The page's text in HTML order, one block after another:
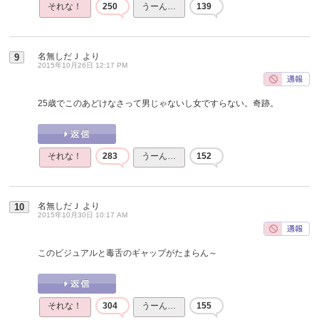
それな！ 250 うーん… 139
9 名無しだＪ より
2015年10月26日 12:17 PM
25歳でこのあどけなさって男じゃないし女ですらない。奇跡。
それな！ 283 うーん… 152
10 名無しだＪ より
2015年10月30日 10:17 AM
このビジュアルと毒舌のギャップがたまらん～
それな！ 304 うーん… 155